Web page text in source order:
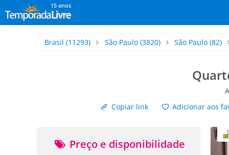
15 anos
Brasil (11293) São Paulo(3820) São Paulo (82)
Copiar link
Adicionar aos
Preço e disponibilidade